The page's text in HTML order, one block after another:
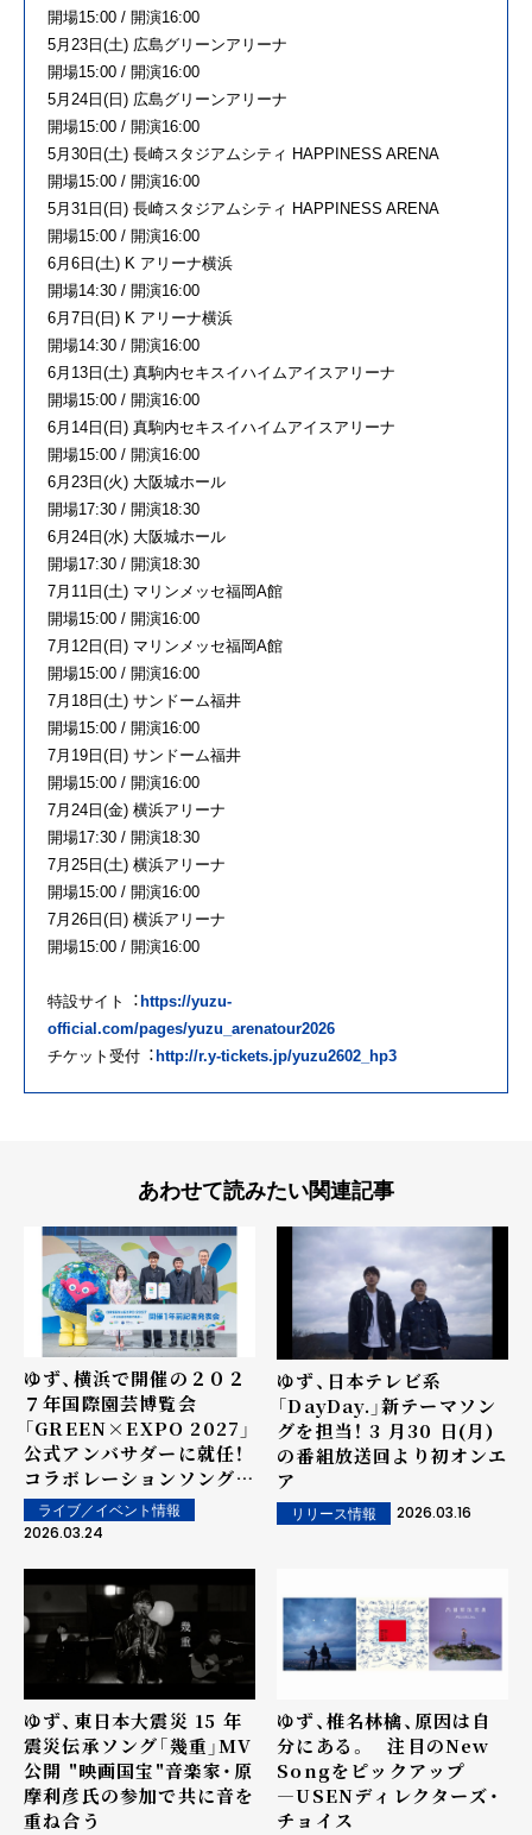
開場15:00 / 開演16:00
5⽉23⽇(⼟) 広島グリーンアリーナ
開場15:00 / 開演16:00
5⽉24⽇(⽇) 広島グリーンアリーナ
開場15:00 / 開演16:00
5⽉30⽇(⼟) ⻑崎スタジアムシティ HAPPINESS ARENA
開場15:00 / 開演16:00
5⽉31⽇(⽇) ⻑崎スタジアムシティ HAPPINESS ARENA
開場15:00 / 開演16:00
6⽉6⽇(⼟) K アリーナ横浜
開場14:30 / 開演16:00
6⽉7⽇(⽇) K アリーナ横浜
開場14:30 / 開演16:00
6⽉13⽇(⼟) 真駒内セキスイハイムアイスアリーナ
開場15:00 / 開演16:00
6⽉14⽇(⽇) 真駒内セキスイハイムアイスアリーナ
開場15:00 / 開演16:00
6⽉23⽇(⽕) ⼤阪城ホール
開場17:30 / 開演18:30
6⽉24⽇(⽔) ⼤阪城ホール
開場17:30 / 開演18:30
7⽉11⽇(⼟) マリンメッセ福岡A館
開場15:00 / 開演16:00
7⽉12⽇(⽇) マリンメッセ福岡A館
開場15:00 / 開演16:00
7⽉18⽇(⼟) サンドーム福井
開場15:00 / 開演16:00
7⽉19⽇(⽇) サンドーム福井
開場15:00 / 開演16:00
7⽉24⽇(⾦) 横浜アリーナ
開場17:30 / 開演18:30
7⽉25⽇(⼟) 横浜アリーナ
開場15:00 / 開演16:00
7⽉26⽇(⽇) 横浜アリーナ
開場15:00 / 開演16:00
特設サイト︓ https://yuzu-
official.com/pages/yuzu_arenatour2026
チケット受付︓ http://r.y-tickets.jp/yuzu2602_hp3
あわせて読みたい関連記事
ゆず、横浜で開催の２０２
７年国際園芸博覧会
「GREEN×EXPO 2027」
公式アンバサダーに就任！
コラボレーションソングも
制作
ライブ／イベント情報
2026.03.24
ゆず、⽇本テレビ系
「DayDay.」新テーマソン
グを担当！ 3 ⽉30 ⽇(⽉)
の番組放送回より初オンエ
ア
リリース情報 2026.03.16
ゆず、東⽇本⼤震災 15 年
震災伝承ソング「幾重」MV
公開 "映画国宝"⾳楽家・原
摩利彦⽒の参加で共に⾳を
重ね合う
ゆず、椎名林檎、原因は自
分にある。 注目のNew
Songをピックアップ
―USENディレクターズ・
チョイス